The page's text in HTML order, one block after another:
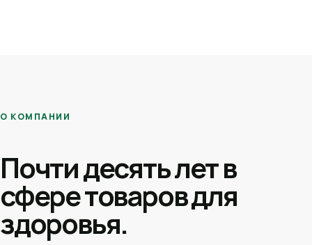
О КОМПАНИИ
Почти десять лет в
сфере товаров для
здоровья.